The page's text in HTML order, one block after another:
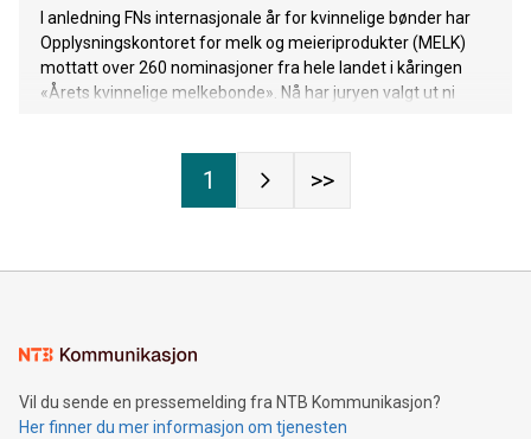
I anledning FNs internasjonale år for kvinnelige bønder har
Opplysningskontoret for melk og meieriprodukter (MELK)
mottatt over 260 nominasjoner fra hele landet i kåringen
«Årets kvinnelige melkebonde». Nå har juryen valgt ut ni
1 >>
Vil du sende en pressemelding fra NTB Kommunikasjon?
Her finner du mer informasjon om tjenesten